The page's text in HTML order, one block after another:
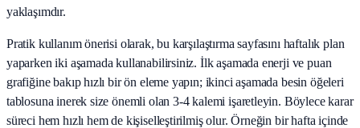
yaklaşımdır.
Pratik kullanım önerisi olarak, bu karşılaştırma sayfasını haftalık plan
yaparken iki aşamada kullanabilirsiniz. İlk aşamada enerji ve puan
grafiğine bakıp hızlı bir ön eleme yapın; ikinci aşamada besin öğeleri
tablosuna inerek size önemli olan 3-4 kalemi işaretleyin. Böylece karar
süreci hem hızlı hem de kişiselleştirilmiş olur. Örneğin bir hafta içinde